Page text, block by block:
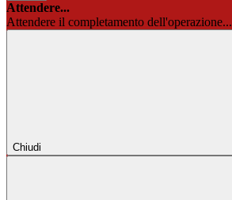
Attendere...
Attendere il completamento dell'operazione...
Chiudi